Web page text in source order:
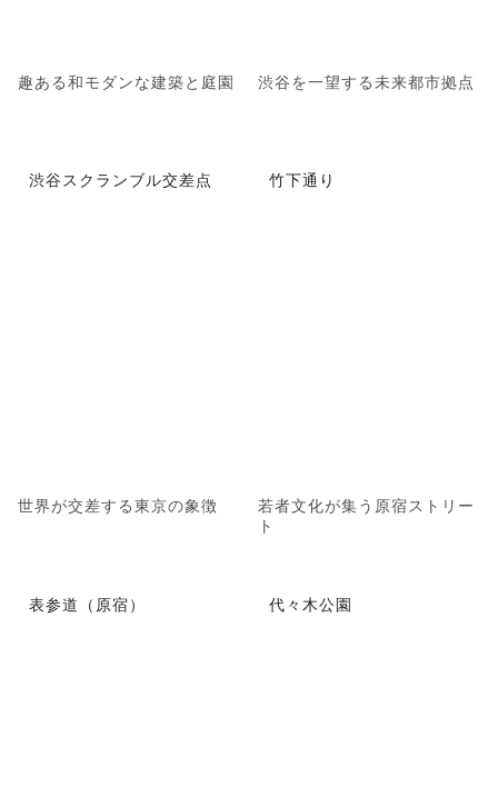
趣ある和モダンな建築と庭園 渋谷を一望する未来都市拠点
渋谷スクランブル交差点
世界が交差する東京の象徴
竹下通り
若者文化が集う原宿ストリー
ト
表参道（原宿） 代々木公園